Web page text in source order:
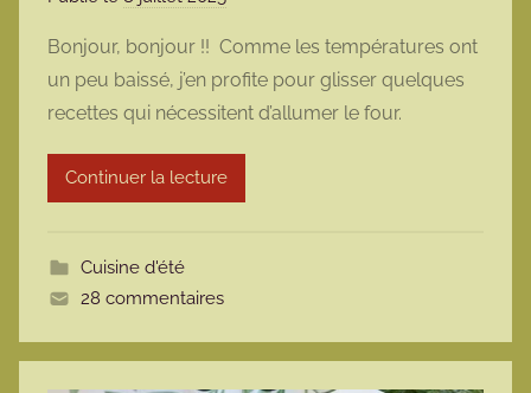
r
m
a
r
m
Bonjour, bonjour !! Comme les températures ont
un peu baissé, j’en profite pour glisser quelques
recettes qui nécessitent d’allumer le four.
Continuer la lecture
Cuisine d'été
28 commentaires